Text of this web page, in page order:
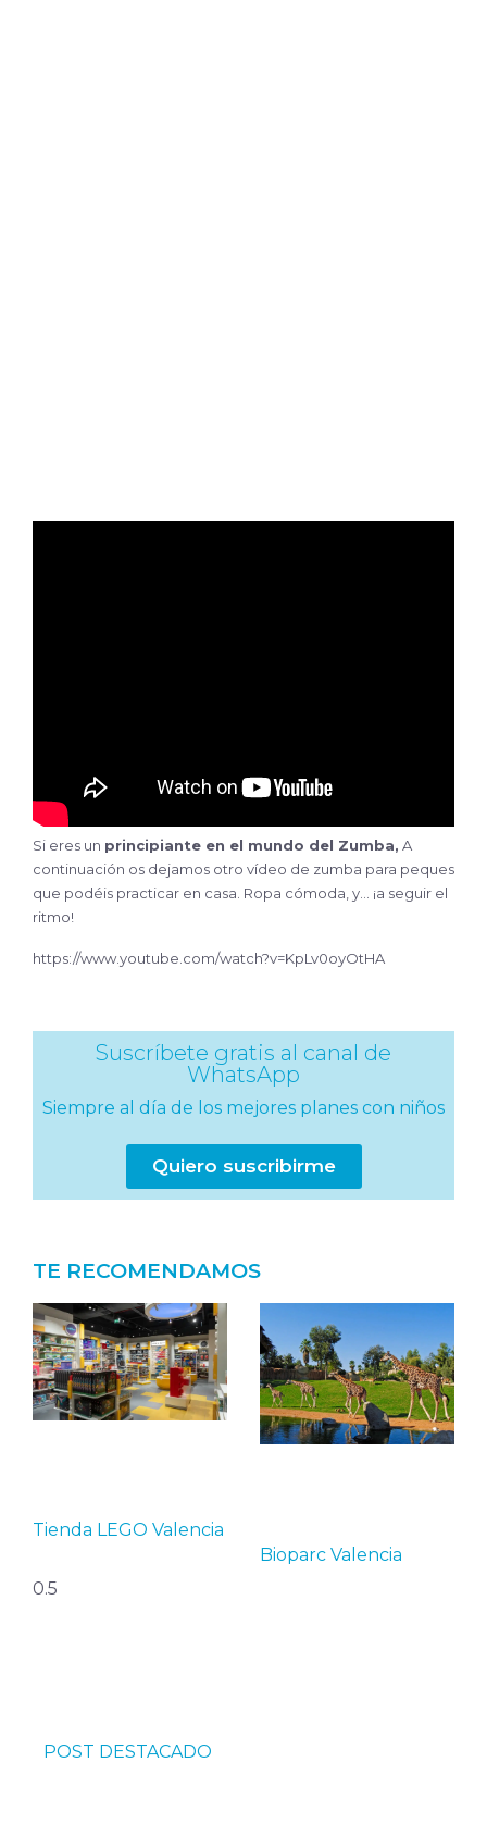
Si eres un principiante en el mundo del Zumba, A
continuación os dejamos otro vídeo de zumba para peques
que podéis practicar en casa. Ropa cómoda, y… ¡a seguir el
ritmo!
https://www.youtube.com/watch?v=KpLv0oyOtHA
Suscríbete gratis al canal de
WhatsApp
Siempre al día de los mejores planes con niños
Quiero suscribirme
TE RECOMENDAMOS
Tienda LEGO Valencia
Bioparc Valencia
POST DESTACADO